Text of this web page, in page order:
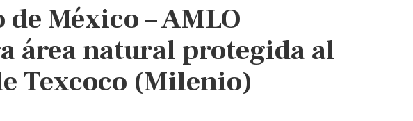
de México – AMLO
área natural protegida al
Texcoco (Milenio)